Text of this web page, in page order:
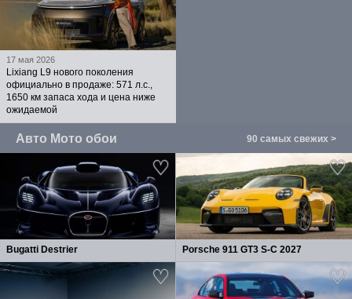
17 мая 2026
Lixiang L9 нового поколения
официально в продаже: 571 л.с.,
1650 км запаса хода и цена ниже
ожидаемой
Авто Мото обои 90 самых свежих >
Bugatti Destrier Porsche 911 GT3 S-C 2027